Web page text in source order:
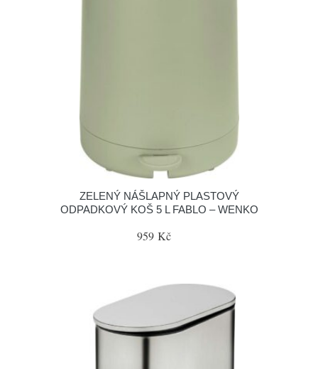
ZELENÝ NÁŠLAPNÝ PLASTOVÝ
ODPADKOVÝ KOŠ 5 L FABLO – WENKO
959 Kč